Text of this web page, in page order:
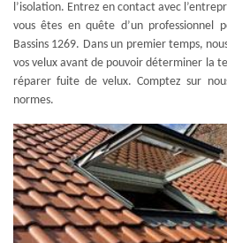
l’isolation. Entrez en contact avec
vous êtes en quête d’un professionnel
Bassins 1269. Dans un premier temps,
vos velux avant de pouvoir déterminer la
réparer fuite de velux. Comptez sur
normes.